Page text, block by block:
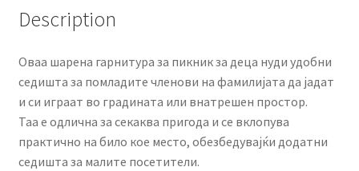
Description
Оваа шарена гарнитура за пикник за деца нуди удобни
седишта за помладите членови на фамилијата да јадат
и си играат во градината или внатрешен простор.
Таа е одлична за секаква пригода и се вклопува
практично на било кое место, обезбедувајќи додатни
седишта за малите посетители.